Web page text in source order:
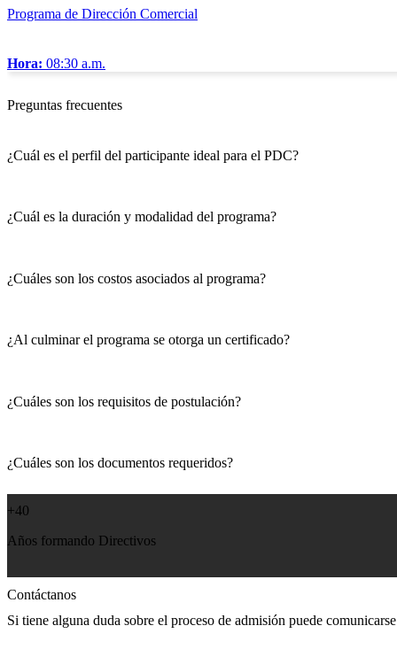
Programa de
Programa de Dirección Comercial
Hora: 08:30 a.m.
Preguntas frecuentes
¿Cuál es el perfil del participante ideal para el PDC?
¿Cuál es la duración y modalidad del programa?
¿Cuáles son los costos asociados al programa?
¿Al culminar el programa se otorga un certificado?
¿Cuáles son los requisitos de postulación?
¿Cuáles son los documentos requeridos?
+40
Años formando Directivos
Contáctanos
Si tiene alguna duda sobre el proceso de admisión puede